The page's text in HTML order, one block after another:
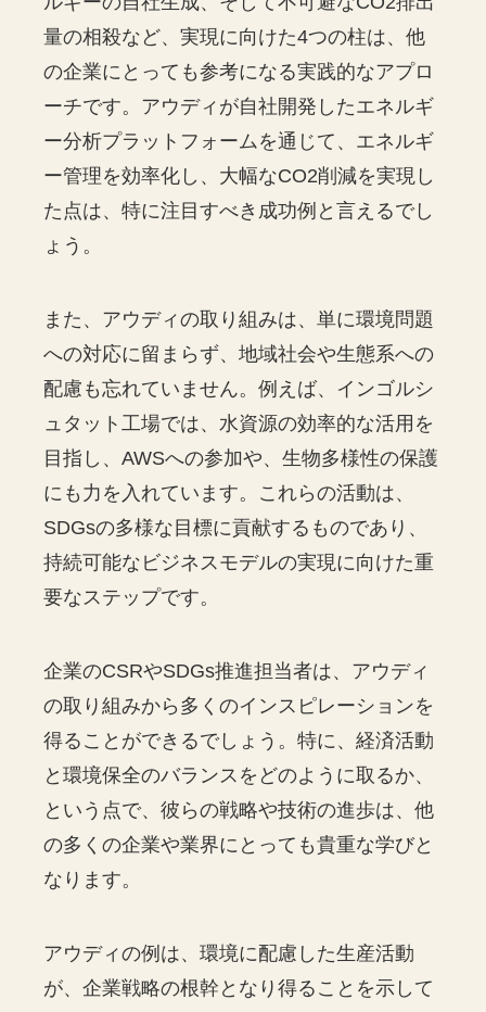
量の相殺など、実現に向けた4つの柱は、他
の企業にとっても参考になる実践的なアプロ
ーチです。アウディが自社開発したエネルギ
ー分析プラットフォームを通じて、エネルギ
ー管理を効率化し、大幅なCO2削減を実現し
た点は、特に注目すべき成功例と言えるでし
ょう。
また、アウディの取り組みは、単に環境問題
への対応に留まらず、地域社会や生態系への
配慮も忘れていません。例えば、インゴルシ
ュタット工場では、水資源の効率的な活用を
目指し、AWSへの参加や、生物多様性の保護
にも力を入れています。これらの活動は、
SDGsの多様な目標に貢献するものであり、
持続可能なビジネスモデルの実現に向けた重
要なステップです。
企業のCSRやSDGs推進担当者は、アウディ
の取り組みから多くのインスピレーションを
得ることができるでしょう。特に、経済活動
と環境保全のバランスをどのように取るか、
という点で、彼らの戦略や技術の進歩は、他
の多くの企業や業界にとっても貴重な学びと
なります。
アウディの例は、環境に配慮した生産活動
が、企業戦略の根幹となり得ることを示して